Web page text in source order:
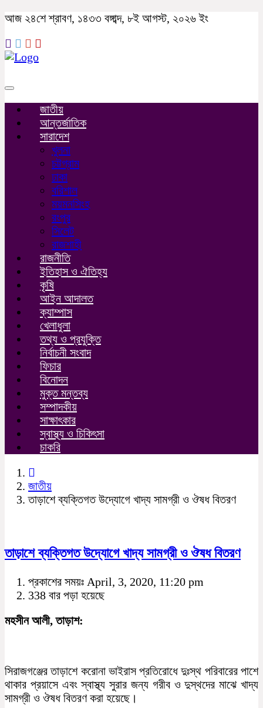
আজ ২৪শে শ্রাবণ, ১৪৩৩ বঙ্গাব্দ, ৮ই আগস্ট, ২০২৬ ইং
Toggle
navigation
জাতীয়
আন্তর্জাতিক
সারাদেশ
খুলনা
চট্টগ্রাম
ঢাকা
বরিশাল
ময়মনসিংহ
রংপুর
সিলেট
রাজশাহী
রাজনীতি
ইতিহাস ও ঐতিহ্য
কৃষি
আইন আদালত
ক্যাম্পাস
খেলাধুলা
তথ্য ও প্রযুক্তি
নির্বাচনী সংবাদ
ফিচার
বিনোদন
মুক্ত মন্তব্য
সম্পাদকীয়
সাক্ষাৎকার
স্বাস্থ্য ও চিকিৎসা
চাকরি
জাতীয়
তাড়াশে ব্যক্তিগত উদ্যোগে খাদ্য সামগ্রী ও ঔষধ বিতরণ
তাড়াশে ব্যক্তিগত উদ্যোগে খাদ্য সামগ্রী ও ঔষধ বিতরণ
প্রকাশের সময়ঃ April, 3, 2020, 11:20 pm
338 বার পড়া হয়েছে
মহসীন আলী, তাড়াশ:
সিরাজগঞ্জের তাড়াশে করোনা ভাইরাস প্রতিরোধে দুঃস্থ পরিবারের পাশে
থাকার প্রয়াসে এবং স্বাস্থ্য সুরার জন্য গরীব ও দুস্থদের মাঝে খাদ্য
সামগ্রী ও ঔষধ বিতরণ করা হয়েছে।